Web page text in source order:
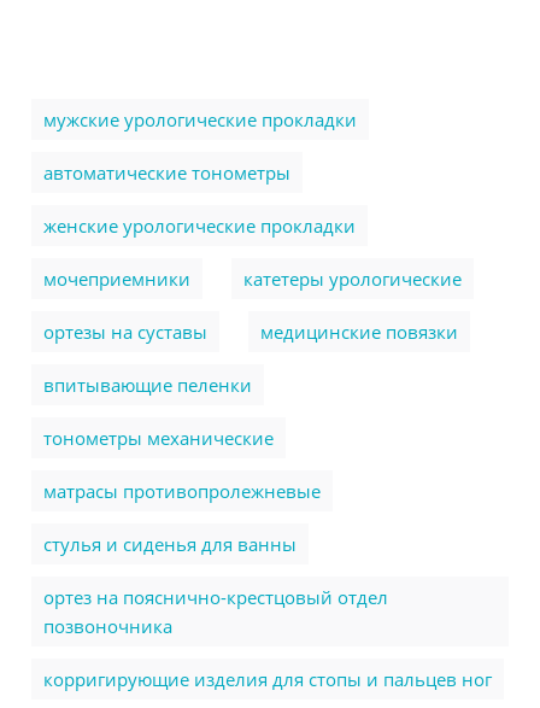
мужские урологические прокладки
автоматические тонометры
женские урологические прокладки
мочеприемники катетеры урологические
ортезы на суставы медицинские повязки
впитывающие пеленки
тонометры механические
матрасы противопролежневые
стулья и сиденья для ванны
ортез на пояснично-крестцовый отдел
позвоночника
корригирующие изделия для стопы и пальцев ног